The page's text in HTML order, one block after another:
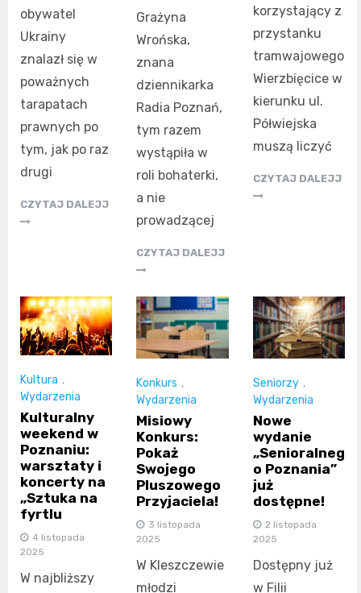
obywatel
Ukrainy
znalazł się w
poważnych
tarapatach
prawnych po
tym, jak po raz
drugi
CZYTAJ DALEJJ
Grażyna
Wrońska,
znana
dziennikarka
Radia Poznań,
tym razem
wystąpiła w
roli bohaterki,
a nie
prowadzącej
CZYTAJ DALEJJ
korzystający z
przystanku
tramwajowego
Wierzbięcice w
kierunku ul.
Półwiejska
muszą liczyć
CZYTAJ DALEJJ
Kultura ,
Wydarzenia
Kulturalny
weekend w
Poznaniu:
warsztaty i
koncerty na
„Sztuka na
fyrtlu
4 listopada
2025
W najbliższy
Konkurs ,
Wydarzenia
Misiowy
Konkurs:
Pokaż
Swojego
Pluszowego
Przyjaciela!
3 listopada
2025
W Kleszczewie
młodzi
Seniorzy ,
Wydarzenia
Nowe
wydanie
„Senioralneg
o Poznania”
już
dostępne!
2 listopada
2025
Dostępny już
w Filii